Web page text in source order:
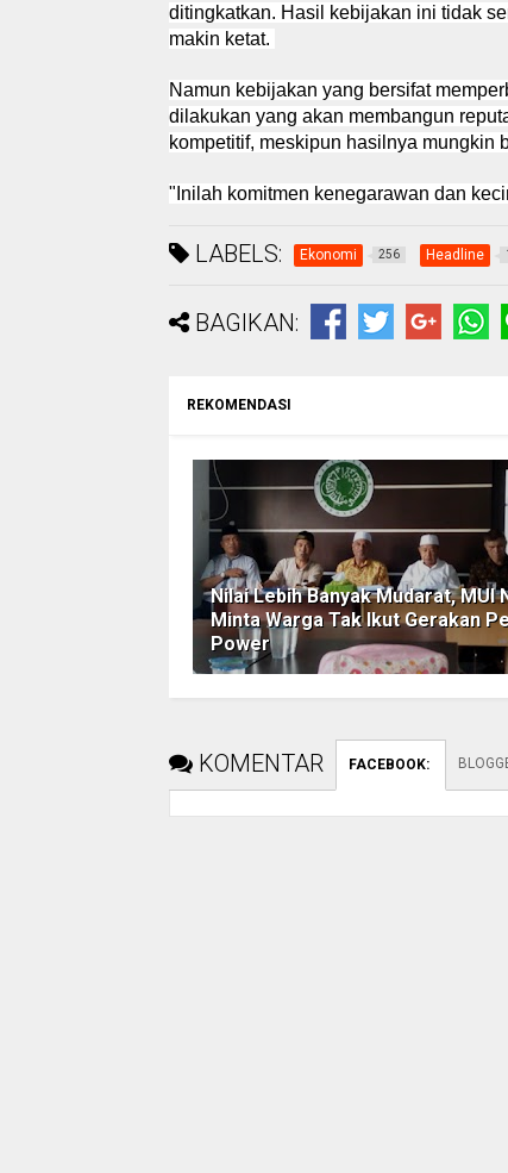
ditingkatkan. Hasil kebijakan ini tidak
makin ketat.
Namun kebijakan yang bersifat
dilakukan yang akan membangun
kompetitif, meskipun hasilnya mungkin
"Inilah komitmen kenegarawan dan
LABELS: Ekonomi 256 Headline
BAGIKAN:
REKOMENDASI
Nilai Lebih Banyak Mudarat, MUI
Minta Warga Tak Ikut Gerakan
Power
KOMENTAR FACEBOOK: